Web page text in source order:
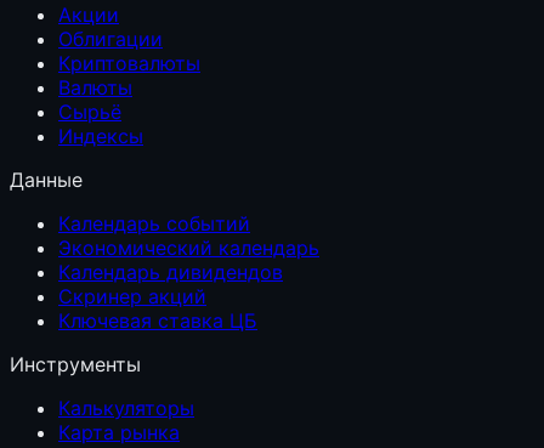
Акции
Облигации
Криптовалюты
Валюты
Сырьё
Индексы
Данные
Календарь событий
Экономический календарь
Календарь дивидендов
Скринер акций
Ключевая ставка ЦБ
Инструменты
Калькуляторы
Карта рынка